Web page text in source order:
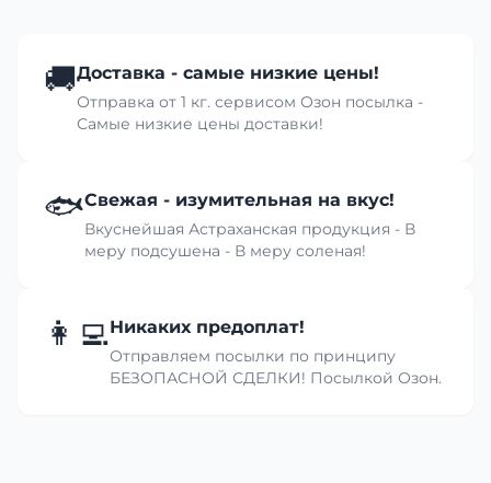
🚚Доставка - самые низкие цены!
Отправка от 1 кг. сервисом Озон посылка -
Самые низкие цены доставки!
🐟Свежая - изумительная на вкус!
Вкуснейшая Астраханская продукция - В
меру подсушена - В меру соленая!
👩‍💻Никаких предоплат!
Отправляем посылки по принципу
БЕЗОПАСНОЙ СДЕЛКИ! Посылкой Озон.